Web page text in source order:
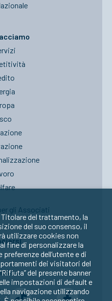
gli Associati
su:
del trattamento, la
del suo consenso, il
utilizzare cookies non
fine di personalizzare la
dell’utente e di
dei visitatori del
del presente banner
impostazioni di default e
navigazione utilizzando